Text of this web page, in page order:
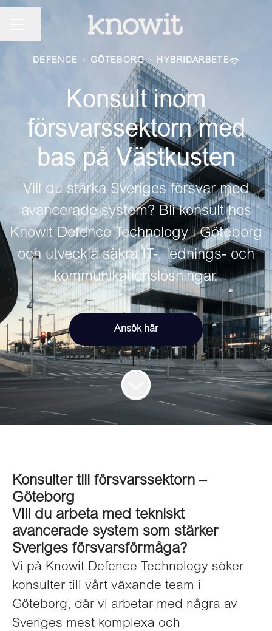
DEFENCE · GÖTEBORG · HYBRIDARBETE
Konsult inom
försvarssektorn med
bas på Västkusten
Vill du stärka Sveriges försvar med
avancerade system? Bli konsult hos
Knowit Defence Technology i Göteborg
och utveckla säkra IT-, lednings- och
kommunikationslösningar.
Ansök här
Konsulter till försvarssektorn –
Göteborg
Vill du arbeta med tekniskt
avancerade system som stärker
Sveriges försvarsförmåga?
Vi på Knowit Defence Technology söker
konsulter till vårt växande team i
Göteborg, där vi arbetar med några av
Sveriges mest komplexa och